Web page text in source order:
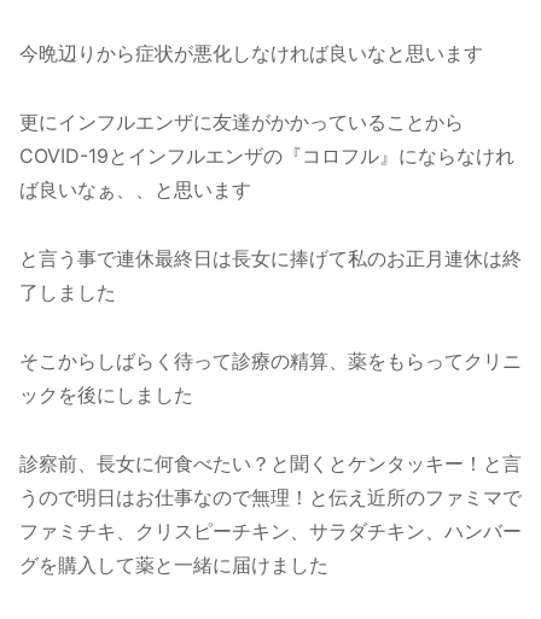
今晩辺りから症状が悪化しなければ良いなと思います
更にインフルエンザに友達がかかっていることから
COVID-19とインフルエンザの『コロフル』にならなけれ
ば良いなぁ、、と思います
と言う事で連休最終日は長女に捧げて私のお正月連休は終
了しました
そこからしばらく待って診療の精算、薬をもらってクリニ
ックを後にしました
診察前、長女に何食べたい？と聞くとケンタッキー！と言
うので明日はお仕事なので無理！と伝え近所のファミマで
ファミチキ、クリスピーチキン、サラダチキン、ハンバー
グを購入して薬と一緒に届けました